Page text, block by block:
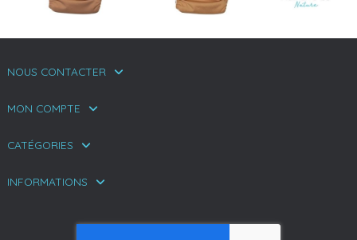
NOUS CONTACTER
MON COMPTE
CATÉGORIES
INFORMATIONS